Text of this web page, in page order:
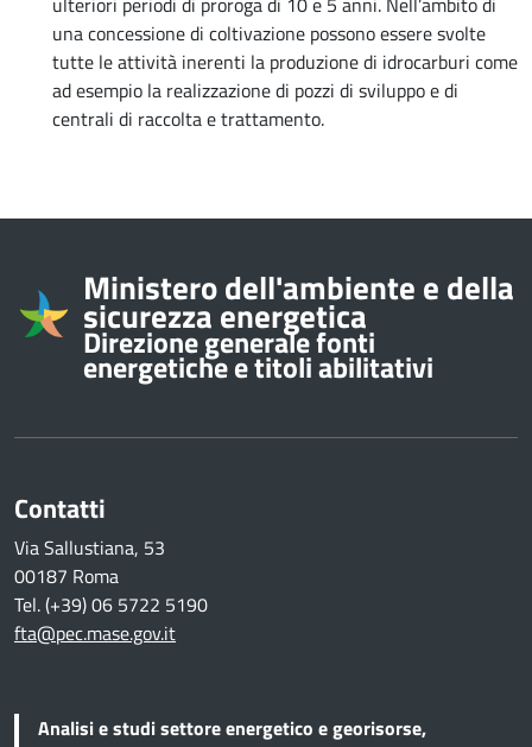
una concessione di coltivazione possono essere svolte
tutte le attività inerenti la produzione di idrocarburi come
ad esempio la realizzazione di pozzi di sviluppo e di
centrali di raccolta e trattamento.
Informazioni su
Ministero dell'ambiente e della
sicurezza energetica
Direzione generale fonti
energetiche e titoli abilitativi
Contatti
Via Sallustiana, 53
00187 Roma
Tel. (+39) 06 5722 5190
fta@pec.mase.gov.it
Analisi e studi settore energetico e georisorse,